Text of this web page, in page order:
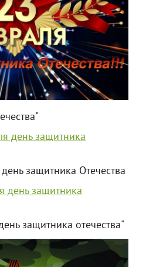
защитника Отечества
защитника отечества"